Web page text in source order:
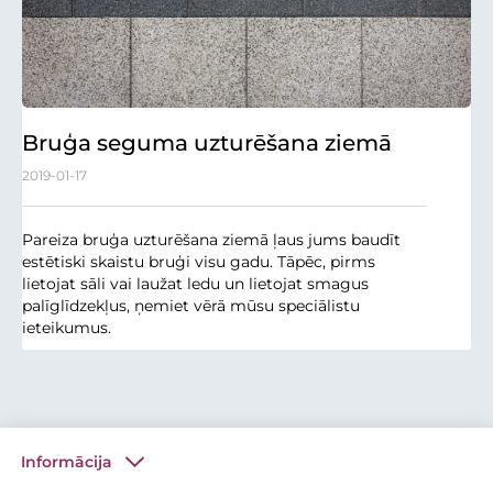
Bruģa seguma uzturēšana ziemā
2019-01-17
Pareiza bruģa uzturēšana ziemā ļaus jums baudīt
estētiski skaistu bruģi visu gadu. Tāpēc, pirms
lietojat sāli vai laužat ledu un lietojat smagus
palīglīdzekļus, ņemiet vērā mūsu speciālistu
ieteikumus.
Informācija